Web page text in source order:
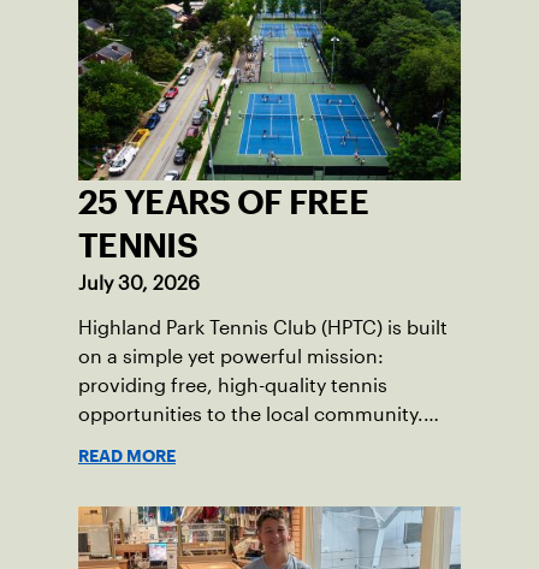
25 YEARS OF FREE
TENNIS
July 30, 2026
Highland Park Tennis Club (HPTC) is built
on a simple yet powerful mission:
providing free, high-quality tennis
opportunities to the local community.
impact across the Pittsburgh region
where people of all ages, backgrounds
READ MORE